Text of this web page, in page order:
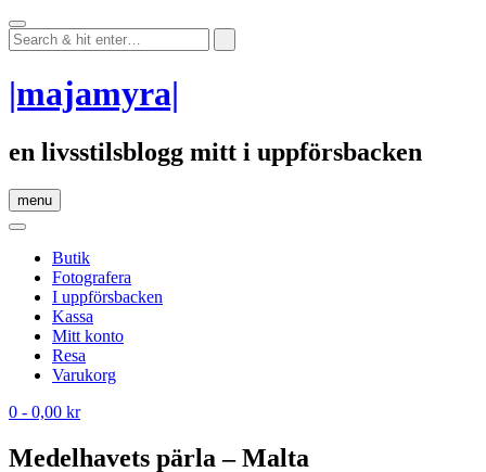
Skip
to
content
|majamyra|
en livsstilsblogg mitt i uppförsbacken
menu
Butik
Fotografera
I uppförsbacken
Kassa
Mitt konto
Resa
Varukorg
0 - 0,00 kr
Medelhavets pärla – Malta